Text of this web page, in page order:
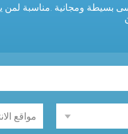
ومجانية .مناسبة لمن
مواقع